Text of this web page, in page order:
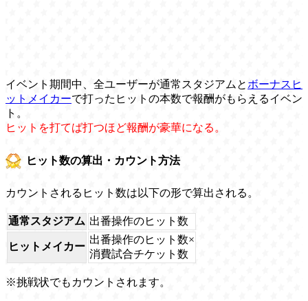
イベント期間中、全ユーザーが通常スタジアムとボーナスヒ
ットメイカーで打ったヒットの本数で報酬がもらえるイベン
ト。
ヒットを打てば打つほど報酬が豪華になる。
ヒット数の算出・カウント方法
カウントされるヒット数は以下の形で算出される。
通常スタジアム 出番操作のヒット数
ヒットメイカー
出番操作のヒット数×
消費試合チケット数
※挑戦状でもカウントされます。